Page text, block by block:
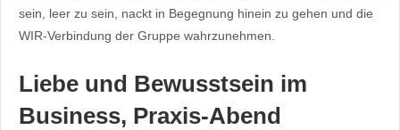
sein, leer zu sein, nackt in Begegnung hinein zu gehen und die
WIR-Verbindung der Gruppe wahrzunehmen.
Liebe und Bewusstsein im
Business, Praxis-Abend